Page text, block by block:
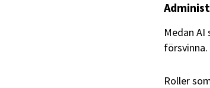
Medan
Roller